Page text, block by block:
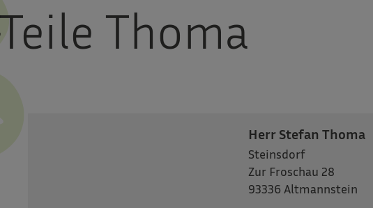
Thoma
Herr Stefan Thoma
Steinsdorf
Zur Froschau 28
93336 Altmannstein